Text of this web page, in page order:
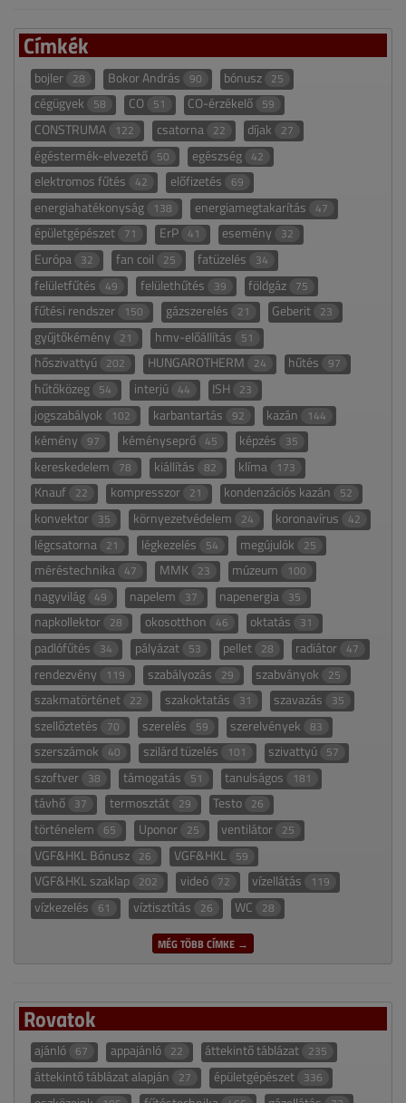
Címkék
bojler 28 Bokor András 90 bónusz 25
cégügyek 58 CO 51 CO-érzékelő 59
CONSTRUMA 122 csatorna 22 díjak 27
égéstermék-elvezető 50 egészség 42
elektromos fűtés 42 előfizetés 69
energiahatékonyság 138 energiamegtakarítás 47
épületgépészet 71 ErP 41 esemény 32
Európa 32 fan coil 25 fatüzelés 34
felületfűtés 49 felülethűtés 39 földgáz 75
fűtési rendszer 150 gázszerelés 21 Geberit 23
gyűjtőkémény 21 hmv-előállítás 51
hőszivattyú 202 HUNGAROTHERM 24 hűtés 97
hűtőközeg 54 interjú 44 ISH 23
jogszabályok 102 karbantartás 92 kazán 144
kémény 97 kéményseprő 45 képzés 35
kereskedelem 78 kiállítás 82 klíma 173
Knauf 22 kompresszor 21 kondenzációs kazán 52
konvektor 35 környezetvédelem 24 koronavírus 42
légcsatorna 21 légkezelés 54 megújulók 25
méréstechnika 47 MMK 23 múzeum 100
nagyvilág 49 napelem 37 napenergia 35
napkollektor 28 okosotthon 46 oktatás 31
padlófűtés 34 pályázat 53 pellet 28 radiátor 47
rendezvény 119 szabályozás 29 szabványok 25
szakmatörténet 22 szakoktatás 31 szavazás 35
szellőztetés 70 szerelés 59 szerelvények 83
szerszámok 40 szilárd tüzelés 101 szivattyú 57
szoftver 38 támogatás 51 tanulságos 181
távhő 37 termosztát 29 Testo 26
történelem 65 Uponor 25 ventilátor 25
VGF&HKL Bónusz 26 VGF&HKL 59
VGF&HKL szaklap 202 videó 72 vízellátás 119
vízkezelés 61 víztisztítás 26 WC 28
MÉG TÖBB CÍMKE →
Rovatok
ajánló 67 appajánló 22 áttekintő táblázat 235
áttekintő táblázat alapján 27 épületgépészet 336